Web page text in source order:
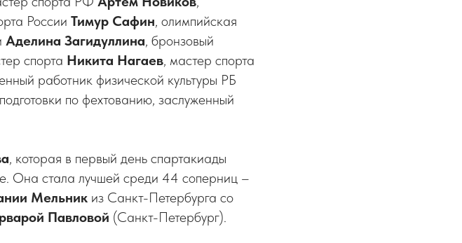
России Тимур Сафин, олимпийская
Аделина Загидуллина, бронзовый
спорта Никита Нагаев, мастер спорта
работник физической культуры РБ
по фехтованию, заслуженный
, которая в первый день спартакиады
Она стала лучшей среди 44 соперниц –
Мельник из Санкт-Петербурга со
Павловой (Санкт-Петербург).